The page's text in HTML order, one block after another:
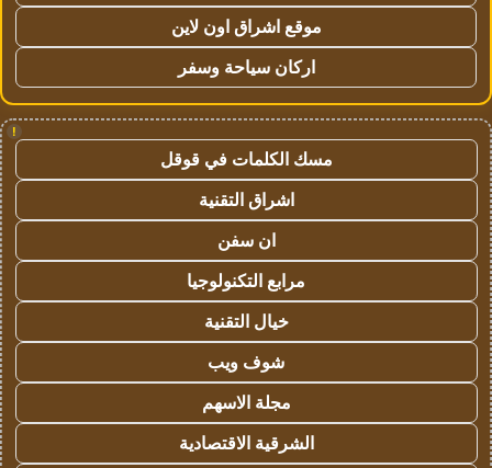
موقع اشراق اون لاين
اركان سياحة وسفر
!
مسك الكلمات في قوقل
اشراق التقنية
ان سفن
مرابع التكنولوجيا
خيال التقنية
شوف ويب
مجلة الاسهم
الشرقية الاقتصادية